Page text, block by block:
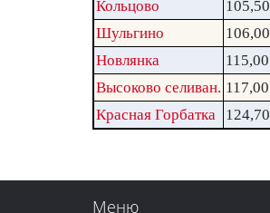
Кольцово
105,50
Шульгино
106,00
Новлянка
115,00
Высоково селиван. 117,00
Красная Горбатка
124,70
Меню